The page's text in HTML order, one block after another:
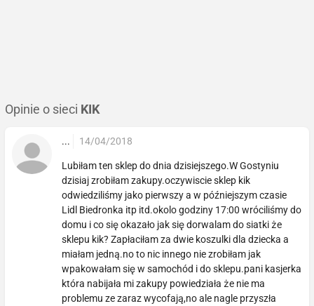
Opinie o sieci KIK
... 14/04/2018
Lubiłam ten sklep do dnia dzisiejszego.W Gostyniu
dzisiaj zrobiłam zakupy.oczywiscie sklep kik
odwiedziliśmy jako pierwszy a w późniejszym czasie
Lidl Biedronka itp itd.okolo godziny 17:00 wróciliśmy do
domu i co się okazało jak się dorwalam do siatki że
sklepu kik? Zapłaciłam za dwie koszulki dla dziecka a
miałam jedną.no to nic innego nie zrobiłam jak
wpakowałam się w samochód i do sklepu.pani kasjerka
która nabijała mi zakupy powiedziała że nie ma
problemu ze zaraz wycofają,no ale nagle przyszła